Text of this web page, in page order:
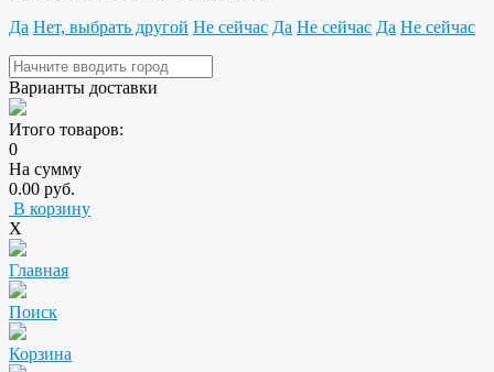
Да Нет, выбрать другой Не сейчас Да Не сейчас Да Не сейчас
Варианты доставки
Итого товаров:
0
На сумму
0.00 руб.
В корзину
X
Главная
Поиск
Корзина